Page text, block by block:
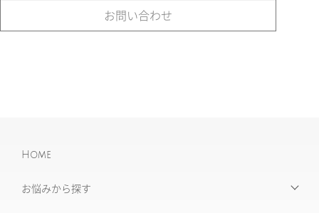
お問い合わせ
Home
お悩みから探す